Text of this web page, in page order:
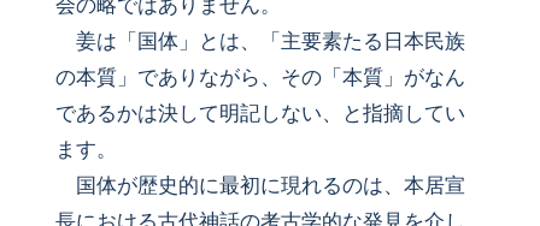
会の略ではありません。
姜は「国体」とは、「主要素たる日本民族
の本質」でありながら、その「本質」がなん
であるかは決して明記しない、と指摘してい
ます。
国体が歴史的に最初に現れるのは、本居宣